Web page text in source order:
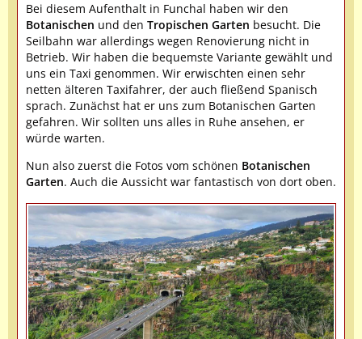
Bei diesem Aufenthalt in Funchal haben wir den
Botanischen und den Tropischen Garten besucht. Die
Seilbahn war allerdings wegen Renovierung nicht in
Betrieb. Wir haben die bequemste Variante gewählt und
uns ein Taxi genommen. Wir erwischten einen sehr
netten älteren Taxifahrer, der auch fließend Spanisch
sprach. Zunächst hat er uns zum Botanischen Garten
gefahren. Wir sollten uns alles in Ruhe ansehen, er
würde warten.
Nun also zuerst die Fotos vom schönen Botanischen
Garten. Auch die Aussicht war fantastisch von dort oben.